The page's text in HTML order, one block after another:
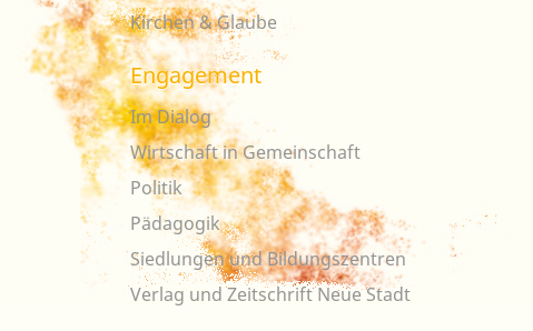
Kirchen & Glaube
Engagement
Im Dialog
Wirtschaft in Gemeinschaft
Politik
Pädagogik
Siedlungen und Bildungszentren
Verlag und Zeitschrift Neue Stadt